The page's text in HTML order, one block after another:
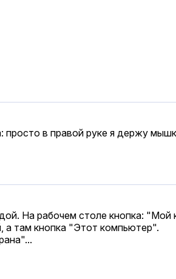
просто в правой руке я держу
На рабочем столе кнопка: "Мой
а там кнопка "Этот компьютер".